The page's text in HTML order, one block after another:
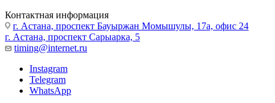
Контактная информация
г. Астана, проспект Бауыржан Момышулы, 17а, офис 24
г. Астана, проспект Сарыарка, 5
timing@internet.ru
Instagram
Telegram
WhatsApp